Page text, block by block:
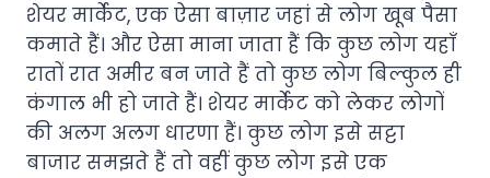
शेयर मार्केट, एक ऐसा बाज़ार जहां से लोग खूब पैसा
कमाते हैं। और ऐसा माना जाता हैं कि कुछ लोग यहाँ
रातों रात अमीर बन जाते हैं तो कुछ लोग बिल्कुल ही
कंगाल भी हो जाते हैं। शेयर मार्केट को लेकर लोगों
की अलग अलग धारणा हैं। कुछ लोग इसे सट्टा
बाजार समझते हैं तो वहीं कुछ लोग इसे एक